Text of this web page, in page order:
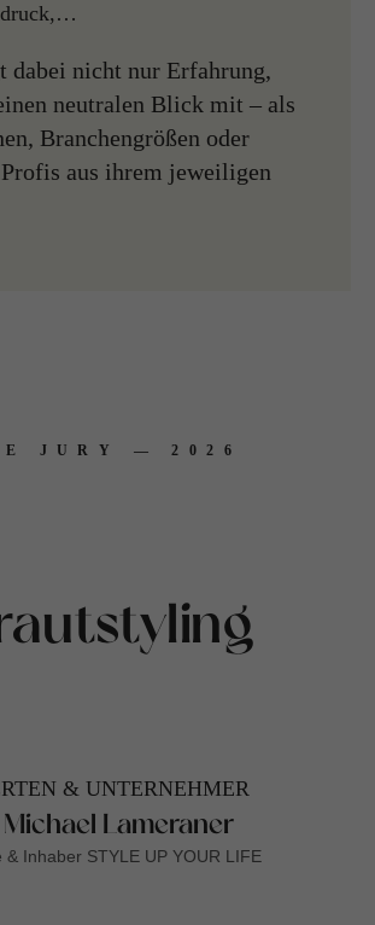
dabei nicht nur Erfahrung,
neutralen Blick mit – als
Branchengrößen oder
aus ihrem jeweiligen
JURY — 2026
& UNTERNEHMER
Michael Lameraner
& Inhaber STYLE UP YOUR LIFE